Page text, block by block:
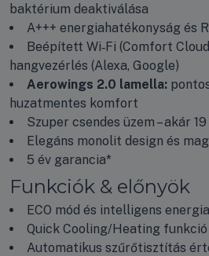
baktérium deaktiválása
A+++ energiahatékonyság és
Beépített Wi‑Fi (Comfort
hangvezérlés (Alexa, Google)
Aerowings 2.0 lamella:
huzatmentes komfort
Szuper csendes üzem – akár 19
Elegáns monolit design és
5 év garancia*
Funkciók & előnyök
ECO mód és intelligens
Quick Cooling/Heating
Automatikus szűrőtisztítás